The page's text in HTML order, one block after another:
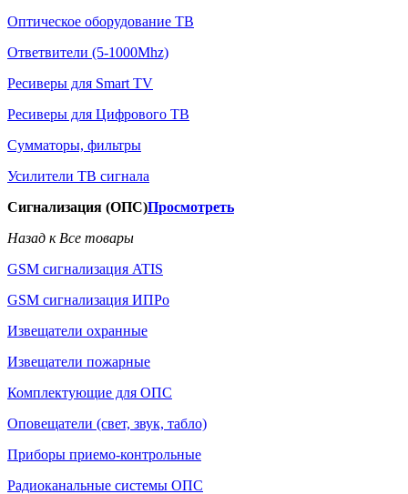
Оптическое оборудование ТВ
Ответвители (5-1000Mhz)
Ресиверы для Smart TV
Ресиверы для Цифрового ТВ
Сумматоры, фильтры
Усилители ТВ сигнала
Сигнализация (ОПС)Просмотреть
Назад к Все товары
GSM сигнализация ATIS
GSM сигнализация ИПРо
Извещатели охранные
Извещатели пожарные
Комплектующие для ОПС
Оповещатели (свет, звук, табло)
Приборы приемо-контрольные
Радиоканальные системы ОПС